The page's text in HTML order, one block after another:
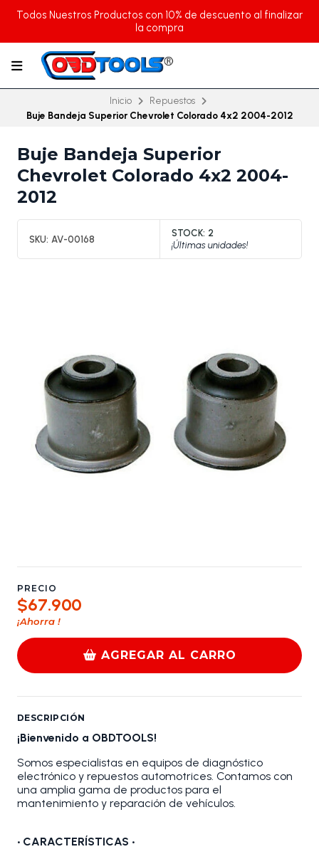
Todos Nuestros Productos con 10% de descuento al finalizar
la compra
Inicio
Repuestos
Buje Bandeja Superior Chevrolet Colorado 4x2 2004-2012
Buje Bandeja Superior
Chevrolet Colorado 4x2 2004-
2012
SKU: AV-00168
STOCK: 2
¡Últimas unidades!
PRECIO
$67.900
¡Ahorra !
AGREGAR AL CARRO
DESCRIPCIÓN
¡Bienvenido a OBDTOOLS!
Somos especialistas en equipos de diagnóstico
electrónico y repuestos automotrices. Contamos con
una amplia gama de productos para el
mantenimiento y reparación de vehículos.
• CARACTERÍSTICAS •